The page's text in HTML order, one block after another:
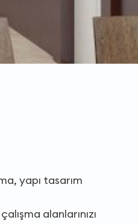
yapı tasarım
alanlarınızı